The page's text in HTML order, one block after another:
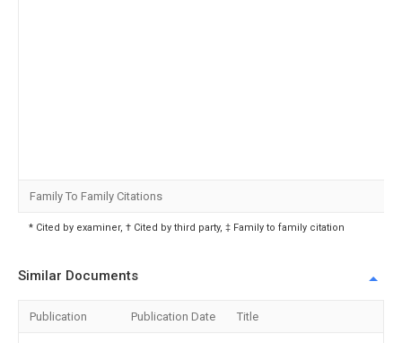
Family To Family Citations
* Cited by examiner, † Cited by third party, ‡ Family to family citation
Similar Documents
Publication Publication Date Title